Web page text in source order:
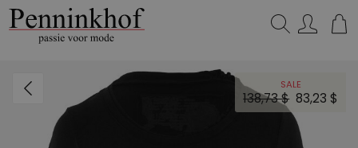
SALE
138,73 $ 83,23 $